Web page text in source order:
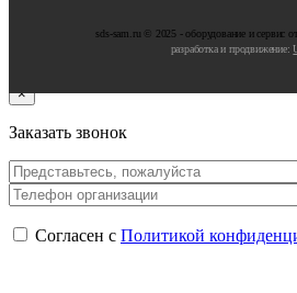
sds-sam.ru © 2025 - oбopудoвaниe и cepвиc
разработка и продвижение:
×
Заказать звонок
Согласен с Политикой